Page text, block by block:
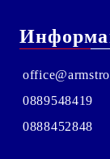
0889548419
0888452848